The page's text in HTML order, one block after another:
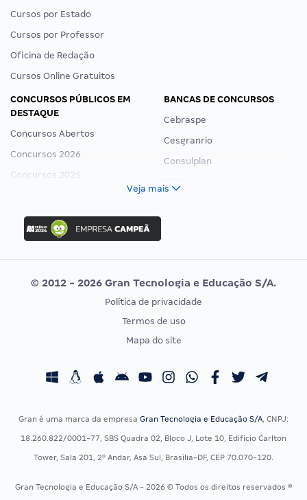
Cursos por Estado
Cursos por Professor
Oficina de Redação
Cursos Online Gratuitos
CONCURSOS PÚBLICOS EM
DESTAQUE
Concursos Abertos
Concursos 2026
Concursos 2025
Concurso Ibama
Concurso MPU
Editais publicados
BANCAS DE CONCURSOS
Cebraspe
Cesgranrio
Consulplan
Vunesp
CONCURSOS POR PROFISSÃO
Concursos Fiscais
Concursos Saúde
Residência Multiprofissional
EXAME DE ORDEM
Calendário OAB
Veja mais
© 2012 - 2026 Gran Tecnologia e Educação S/A.
Política de privacidade
Termos de uso
Mapa do site
Gran é uma marca da empresa Gran Tecnologia e Educação S/A, CNPJ:
18.260.822/0001-77, SBS Quadra 02, Bloco J, Lote 10, Edifício Carlton
Tower, Sala 201, 2º Andar, Asa Sul, Brasília-DF, CEP 70.070-120.
Gran Tecnologia e Educação S/A - 2026 © Todos os direitos reservados ®